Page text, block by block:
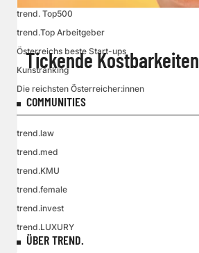
Tickende Kostbarkeiten
trend. Top500
trend.Top Arbeitgeber
Österreichs beste Start-ups
Kunstranking
Die reichsten Österreicher:innen
COMMUNITIES
trend.law
trend.med
trend.KMU
trend.female
trend.invest
trend.LUXURY
ÜBER TREND.